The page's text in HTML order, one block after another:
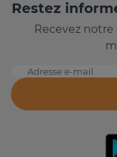
Restez
Recevez
Adresse e-mail